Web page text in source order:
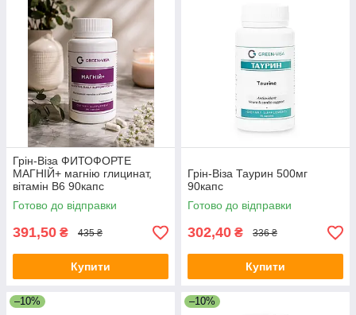
Грін-Віза ФИТОФОРТЕ
МАГНІЙ+ магнію глицинат,
вітамін В6 90капс
Готово до відправки
391,50 ₴ 435 ₴
Купити
Грін-Віза Таурин 500мг
90капс
Готово до відправки
302,40 ₴ 336 ₴
Купити
–10% –10%